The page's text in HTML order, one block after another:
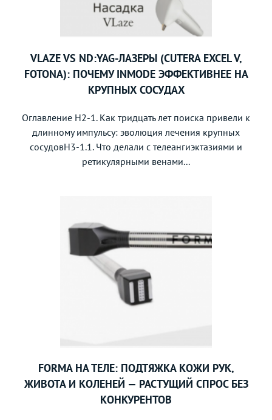
VLAZE VS ND:YAG-ЛАЗЕРЫ (CUTERA EXCEL V,
FOTONA): ПОЧЕМУ INMODE ЭФФЕКТИВНЕЕ НА
КРУПНЫХ СОСУДАХ
Оглавление H2-1. Как тридцать лет поиска привели к
длинному импульсу: эволюция лечения крупных
сосудовH3-1.1. Что делали с телеангиэктазиями и
ретикулярными венами...
FORMA НА ТЕЛЕ: ПОДТЯЖКА КОЖИ РУК,
ЖИВОТА И КОЛЕНЕЙ — РАСТУЩИЙ СПРОС БЕЗ
КОНКУРЕНТОВ